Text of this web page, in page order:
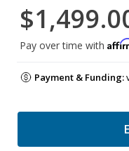
Pay over time with
Payment & Funding: